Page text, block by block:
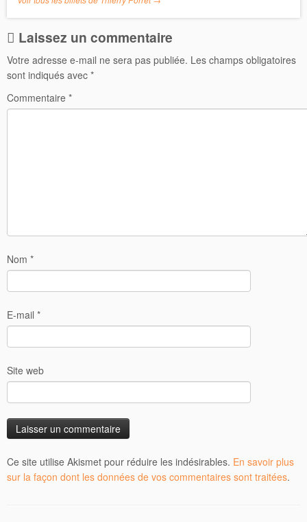
Laissez un commentaire
Votre adresse e-mail ne sera pas publiée. Les champs obligatoires
sont indiqués avec *
Commentaire *
Nom *
E-mail *
Site web
Ce site utilise Akismet pour réduire les indésirables. En savoir plus
sur la façon dont les données de vos commentaires sont traitées.